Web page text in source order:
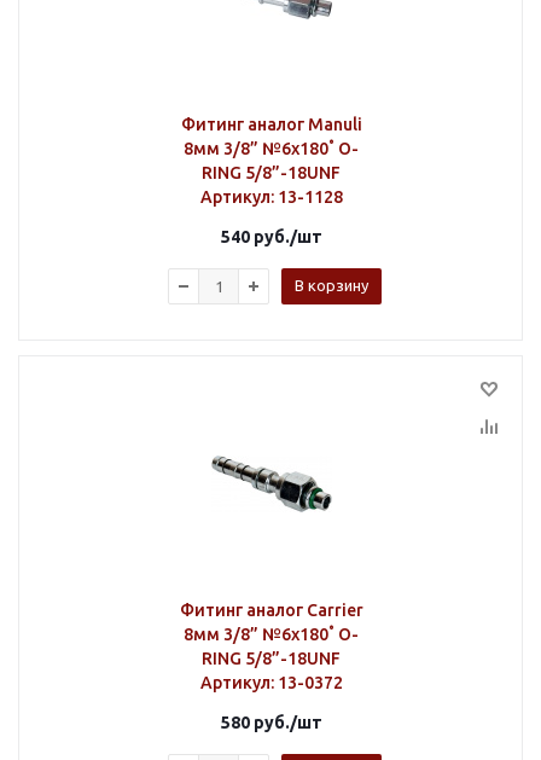
Фитинг аналог Manuli
8мм 3/8” №6х180˚ O-
RING 5/8”-18UNF
Артикул: 13-1128
540руб./шт
В корзину
Фитинг аналог Carrier
8мм 3/8” №6х180˚ O-
RING 5/8”-18UNF
Артикул: 13-0372
580руб./шт